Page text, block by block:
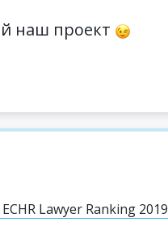
наш проект
Lawyer Ranking 2019